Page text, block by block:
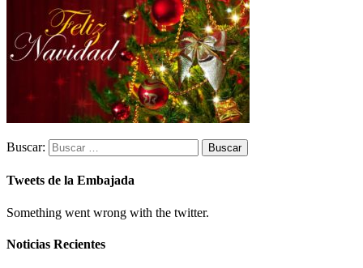
Buscar:
Tweets de la Embajada
Something went wrong with the twitter.
Noticias Recientes